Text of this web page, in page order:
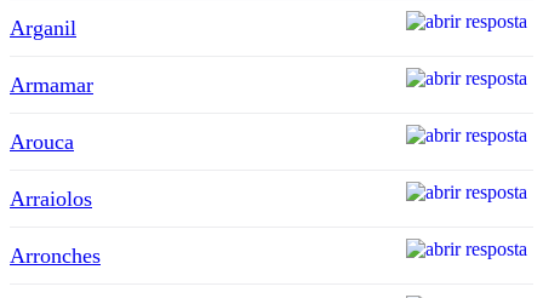
Arganil
Armamar
Arouca
Arraiolos
Arronches